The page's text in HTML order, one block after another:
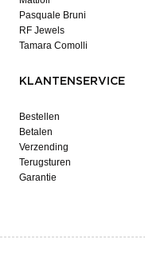
Pasquale Bruni
RF Jewels
Tamara Comolli
KLANTENSERVICE
Bestellen
Betalen
Verzending
Terugsturen
Garantie